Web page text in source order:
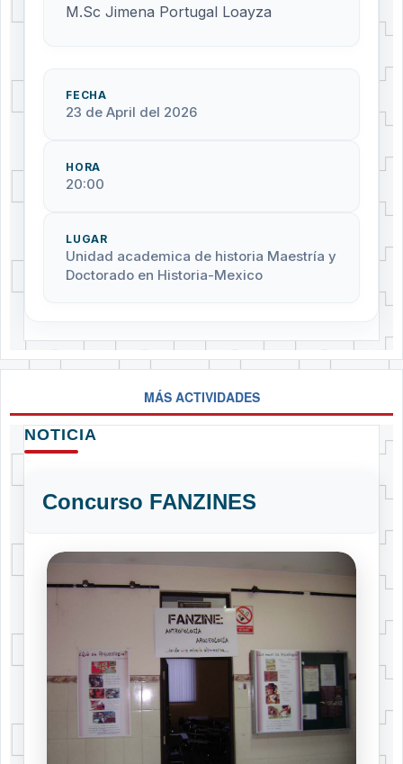
M.Sc Jimena Portugal Loayza
FECHA
23 de April del 2026
HORA
20:00
LUGAR
Unidad academica de historia Maestría y
Doctorado en Historia-Mexico
MÁS ACTIVIDADES
NOTICIA
Concurso FANZINES